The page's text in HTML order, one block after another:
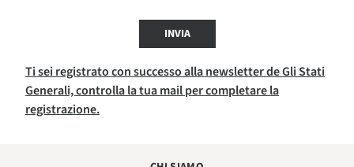
INVIA
Ti sei registrato con successo alla newsletter de Gli Stati
Generali, controlla la tua mail per completare la
registrazione.